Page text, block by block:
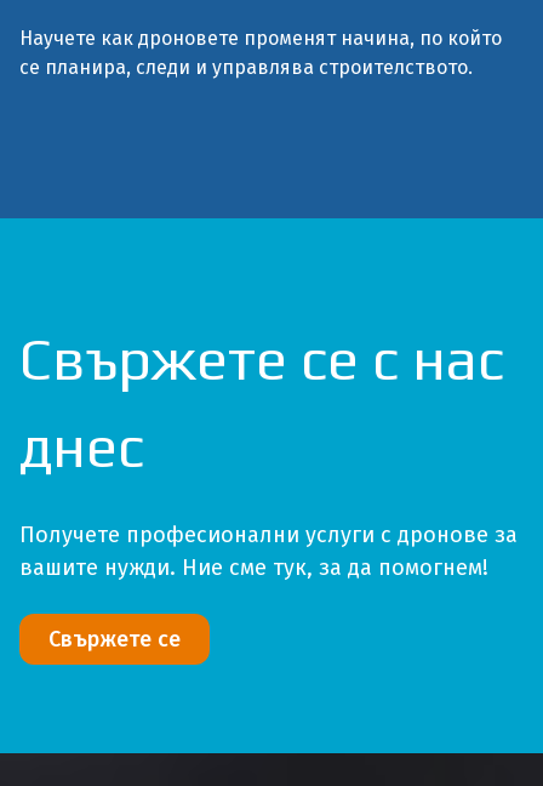
Научете как дроновете променят начина, по който
се планира, следи и управлява строителството.
Свържете се с нас
днес
Получете професионални услуги с дронове за
вашите нужди. Ние сме тук, за да помогнем!
Свържете се